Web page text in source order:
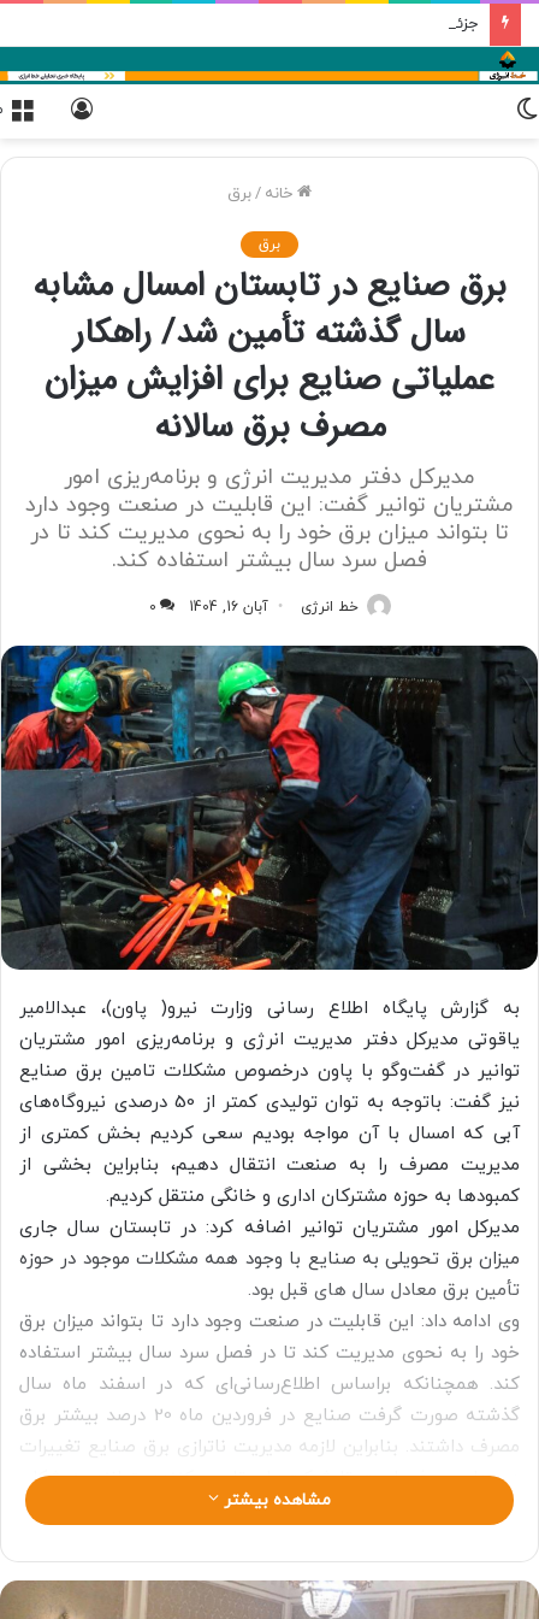
خانه /برق
برق
برق صنایع در تابستان امسال مشابه
سال گذشته تأمین شد/ راهکار
عملیاتی صنایع برای افزایش میزان
مصرف برق سالانه
مدیرکل دفتر مدیریت انرژی و برنامه‌ریزی امور
مشتریان توانیر گفت: این قابلیت در صنعت وجود دارد
تا بتواند میزان برق خود را به نحوی مدیریت کند تا در
فصل سرد سال بیشتر استفاده کند.
خط انرژی آبان 16, 1404 0
به گزارش پایگاه اطلاع رسانی وزارت نیرو( پاون)، عبدالامیر
یاقوتی مدیرکل دفتر مدیریت انرژی و برنامه‌ریزی امور مشتریان
توانیر در گفت‌وگو با پاون درخصوص مشکلات تامین برق صنایع
نیز گفت: باتوجه به توان تولیدی کمتر از 50 درصدی نیروگاه‌های
آبی که امسال با آن مواجه بودیم سعی کردیم بخش کمتری از
مدیریت مصرف را به صنعت انتقال دهیم، بنابراین بخشی از
کمبودها به حوزه مشترکان اداری و خانگی منتقل کردیم.
مدیرکل امور مشتریان توانیر اضافه کرد: در تابستان سال جاری
میزان برق تحویلی به صنایع با وجود همه مشکلات موجود در حوزه
تأمین برق معادل سال های قبل بود.
وی ادامه داد: این قابلیت در صنعت وجود دارد تا بتواند میزان برق
خود را به نحوی مدیریت کند تا در فصل سرد سال بیشتر استفاده
کند. همچنانکه براساس اطلاع‌رسانی‌ای که در اسفند ماه سال
گذشته صورت گرفت صنایع در فروردین ماه 20 درصد بیشتر برق
مصرف داشتند. بنابراین لازمه مدیریت ناترازی برق صنایع تغییرات
در مدل مصرفی است تا شرکت‌های تامین کننده بتوانند به شکلی
برنامه‌ریزی کنند که در این ماه‌هایی که محدودیت‌های کمتری
تعرفه برق صنایع 998 تومان است که با توجه به نرخ سوخت و
مشاهده بیشتر